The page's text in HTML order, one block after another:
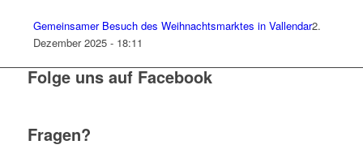
Gemeinsamer Besuch des Weihnachtsmarktes in Vallendar2.
Dezember 2025 - 18:11
Folge uns auf Facebook
Fragen?